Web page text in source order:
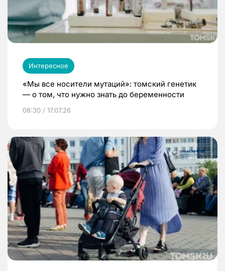
Интересное
«Мы все носители мутаций»: томский генетик
— о том, что нужно знать до беременности
08:30 / 17.07.26